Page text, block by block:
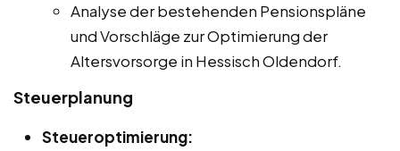
Analyse der bestehenden Pensionspläne
und Vorschläge zur Optimierung der
Altersvorsorge in Hessisch Oldendorf.
Steuerplanung
Steueroptimierung: